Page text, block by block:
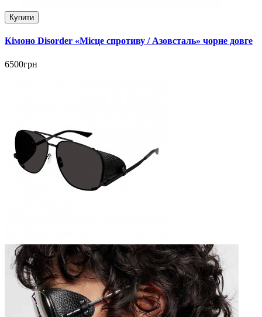
Купити
Кімоно Disorder «Місце спротиву / Азовсталь» чорне довге
6500грн